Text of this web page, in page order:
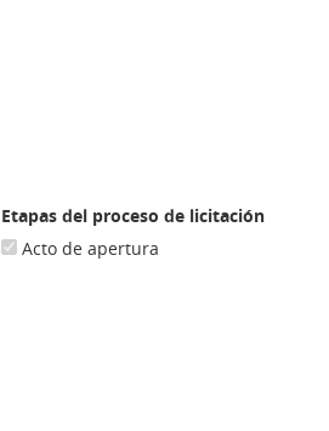
Etapas del proceso de licitación
Acto de apertura